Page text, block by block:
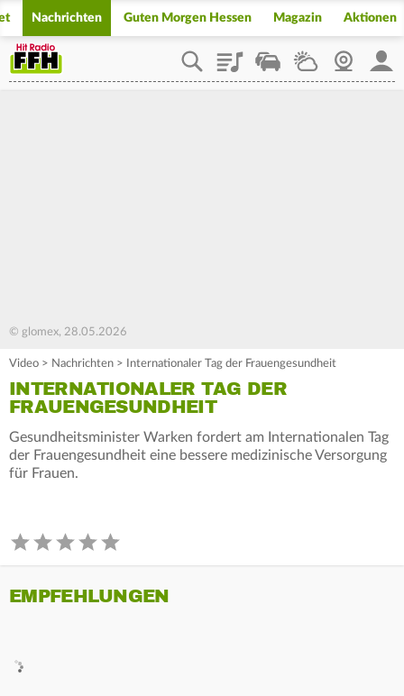
Nachrichten Guten Morgen Hessen Magazin Aktionen
PlaylistStaupilotWetterWebcam
© glomex, 28.05.2026
Video > Nachrichten > Internationaler Tag der Frauengesundheit
INTERNATIONALER TAG DER
FRAUENGESUNDHEIT
Gesundheitsminister Warken fordert am Internationalen Tag
der Frauengesundheit eine bessere medizinische Versorgung
für Frauen.
EMPFEHLUNGEN